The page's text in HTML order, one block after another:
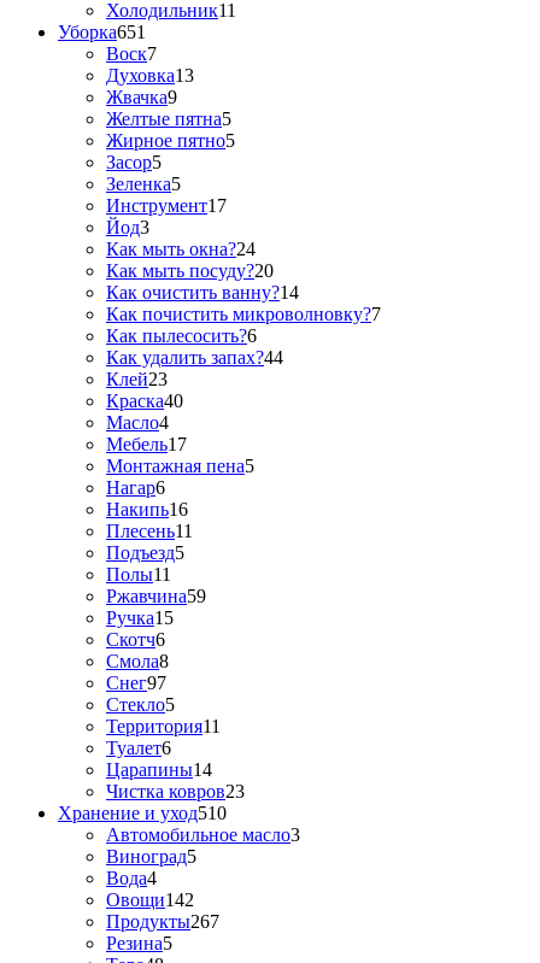
Холодильник11
Уборка651
Воск7
Духовка13
Жвачка9
Желтые пятна5
Жирное пятно5
Засор5
Зеленка5
Инструмент17
Йод3
Как мыть окна?24
Как мыть посуду?20
Как очистить ванну?14
Как почистить микроволновку?7
Как пылесосить?6
Как удалить запах?44
Клей23
Краска40
Масло4
Мебель17
Монтажная пена5
Нагар6
Накипь16
Плесень11
Подъезд5
Полы11
Ржавчина59
Ручка15
Скотч6
Смола8
Снег97
Стекло5
Территория11
Туалет6
Царапины14
Чистка ковров23
Хранение и уход510
Автомобильное масло3
Виноград5
Вода4
Овощи142
Продукты267
Резина5